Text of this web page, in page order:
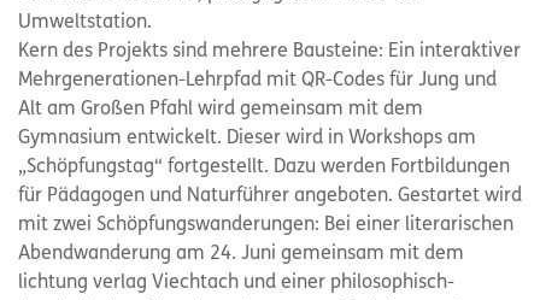
Umweltstation.
Kern des Projekts sind mehrere Bausteine: Ein interaktiver
Mehrgenerationen-Lehrpfad mit QR-Codes für Jung und
Alt am Großen Pfahl wird gemeinsam mit dem
Gymnasium entwickelt. Dieser wird in Workshops am
„Schöpfungstag“ fortgestellt. Dazu werden Fortbildungen
für Pädagogen und Naturführer angeboten. Gestartet wird
mit zwei Schöpfungswanderungen: Bei einer literarischen
Abendwanderung am 24. Juni gemeinsam mit dem
lichtung verlag Viechtach und einer philosophisch-